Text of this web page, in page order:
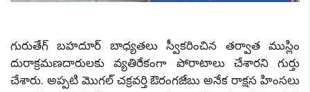
గురుతేగ్ బహదూర్ బాధ్యతలు స్వీకరించిన తర్వాత ముస్లిం
దురాక్రమణదారులకు వ్యతిరేకంగా పోరాటాలు చేశారని గుర్తు
చేశారు. అప్పటి మొగల్ చక్రవర్తి ఔరంగజేబు అనేక రాక్షస హింసలు